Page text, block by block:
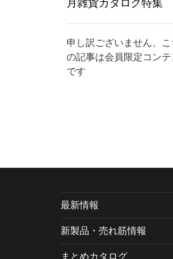
月雑貨カタログ特集
申し訳ございません、こ
の記事は会員限定コンテ
です
最新情報
新製品・売れ筋情報
まとめカタログ